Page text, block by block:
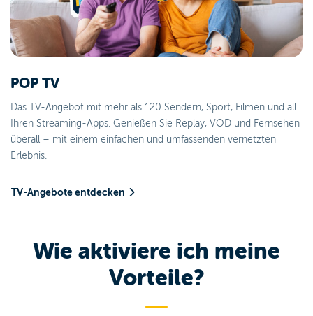
POP TV
Das TV-Angebot mit mehr als 120 Sendern, Sport, Filmen und all
Ihren Streaming-Apps. Genießen Sie Replay, VOD und Fernsehen
überall – mit einem einfachen und umfassenden vernetzten
Erlebnis.
TV-Angebote entdecken
Wie aktiviere ich meine
Vorteile?